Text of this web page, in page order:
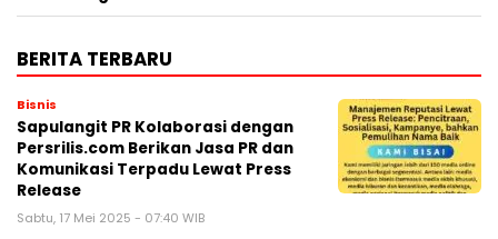
BERITA TERBARU
Bisnis
Sapulangit PR Kolaborasi dengan
Persrilis.com Berikan Jasa PR dan
Komunikasi Terpadu Lewat Press
Release
Sabtu, 17 Mei 2025 - 07:40 WIB